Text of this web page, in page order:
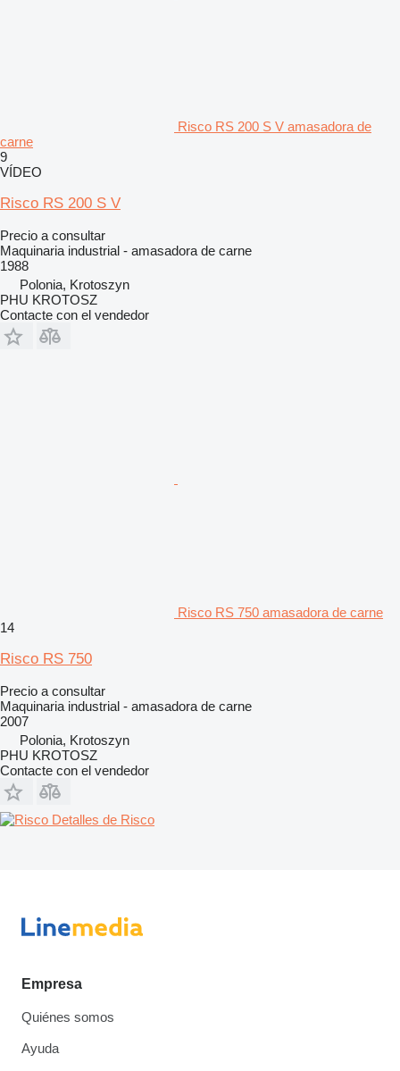
Risco RS 200 S V amasadora de
carne
9
VÍDEO
Risco RS 200 S V
Precio a consultar
Maquinaria industrial - amasadora de carne
1988
Polonia, Krotoszyn
PHU KROTOSZ
Contacte con el vendedor
Risco RS 750 amasadora de carne
14
Risco RS 750
Precio a consultar
Maquinaria industrial - amasadora de carne
2007
Polonia, Krotoszyn
PHU KROTOSZ
Contacte con el vendedor
Detalles de Risco
Empresa
Quiénes somos
Ayuda